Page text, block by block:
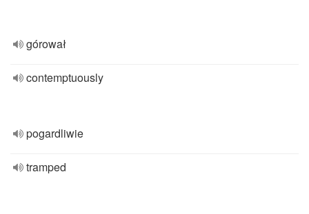
górował
contemptuously
pogardliwie
tramped